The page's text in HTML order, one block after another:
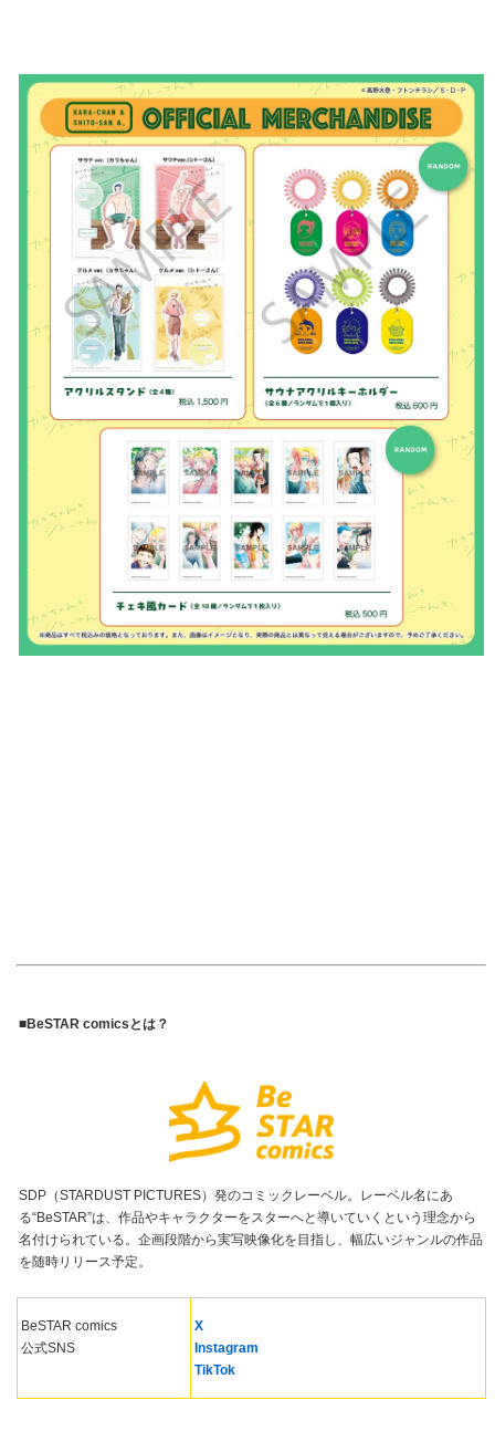
■BeSTAR comicsとは？
SDP（STARDUST PICTURES）発のコミックレーベル。レーベル名にあ
る“BeSTAR”は、作品やキャラクターをスターへと導いていくという理念から
名付けられている。企画段階から実写映像化を目指し、幅広いジャンルの作品
を随時リリース予定。
BeSTAR comics
公式SNS
X
Instagram
TikTok